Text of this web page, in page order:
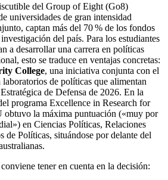
del Group of Eight (Go8)
universidades de gran intensidad
captan más del 70 % de los fondos
del país. Para los estudiantes
a desarrollar una carrera en políticas
esto se traduce en ventajas concretas:
College, una iniciativa conjunta con el
de políticas que alimentan
de Defensa de 2026. En la
programa Excellence in Research for
la máxima puntuación («muy por
en Ciencias Políticas, Relaciones
de Políticas, situándose por delante del
tener en cuenta en la decisión: